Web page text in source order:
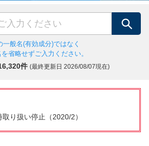
検索
一般名(有効成分)ではなく
省略せずご入力ください。
件 (最終更新日 2026/08/07現在)
り扱い停止（2020/2）